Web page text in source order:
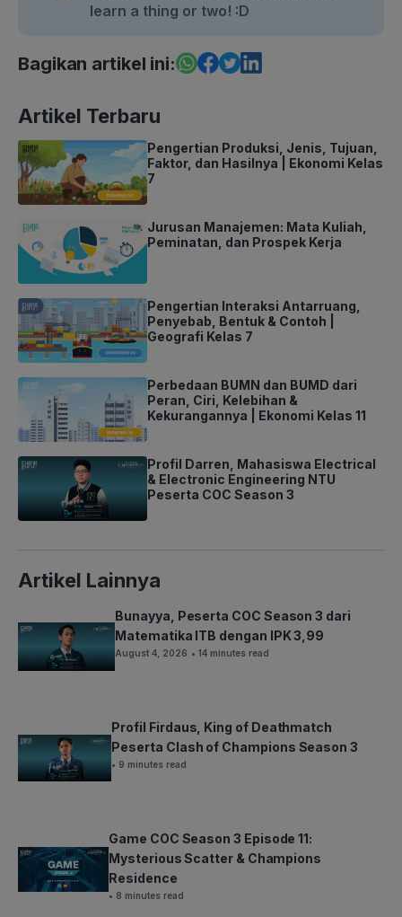
learn a thing or two! :D
Bagikan artikel ini:
Artikel Terbaru
Pengertian Produksi, Jenis, Tujuan,
Faktor, dan Hasilnya | Ekonomi Kelas
7
Jurusan Manajemen: Mata Kuliah,
Peminatan, dan Prospek Kerja
Pengertian Interaksi Antarruang,
Penyebab, Bentuk & Contoh |
Geografi Kelas 7
Perbedaan BUMN dan BUMD dari
Peran, Ciri, Kelebihan &
Kekurangannya | Ekonomi Kelas 11
Profil Darren, Mahasiswa Electrical
& Electronic Engineering NTU
Peserta COC Season 3
Artikel Lainnya
Bunayya, Peserta COC Season 3 dari
Matematika ITB dengan IPK 3,99
August 4, 2026 • 14 minutes read
Profil Firdaus, King of Deathmatch
Peserta Clash of Champions Season 3
• 9 minutes read
Game COC Season 3 Episode 11:
Mysterious Scatter & Champions
Residence
• 8 minutes read